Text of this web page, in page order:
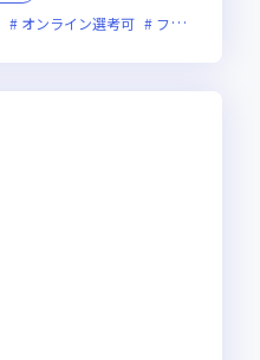
オンライン選考可 フレックス制度あり